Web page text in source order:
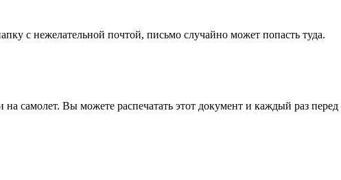
с нежелательной почтой, письмо случайно может попасть туда.
самолет. Вы можете распечатать этот документ и каждый раз